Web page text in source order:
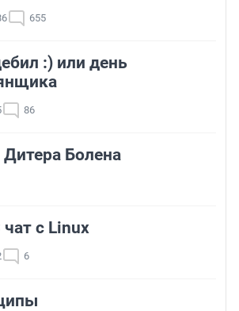
655
:) или день
86
Болена
с Linux
6